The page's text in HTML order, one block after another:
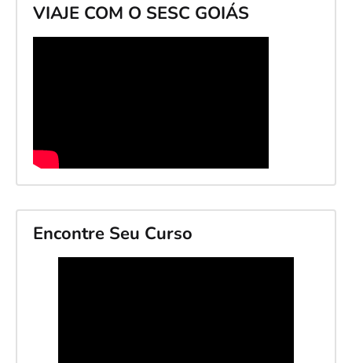
VIAJE COM O SESC GOIÁS
Encontre Seu Curso